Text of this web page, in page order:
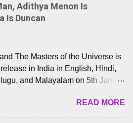
Adithya Menon Is
Is Duncan
The Masters of the Universe is
in India in English, Hindi,
and Malayalam on 5th June,
a lot of love from cult He-Man fans
audiences an exciting glimpse
READ MORE